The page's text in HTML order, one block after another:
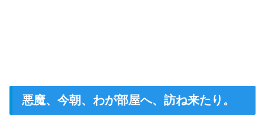
悪魔、今朝、わが部屋へ、訪ね来たり。